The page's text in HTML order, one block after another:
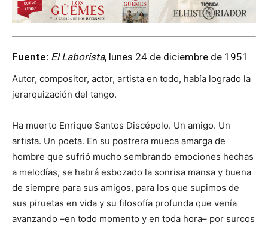
Fuente: El Laborista, lunes 24 de diciembre de 1951.
Autor, compositor, actor, artista en todo, había logrado la
jerarquización del tango.
Ha muerto Enrique Santos Discépolo. Un amigo. Un
artista. Un poeta. En su postrera mueca amarga de
hombre que sufrió mucho sembrando emociones hechas
a melodías, se habrá esbozado la sonrisa mansa y buena
de siempre para sus amigos, para los que supimos de
sus piruetas en vida y su filosofía profunda que venía
avanzando –en todo momento y en toda hora– por surcos